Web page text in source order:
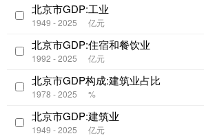
北京市GDP:工业
1949 - 2025 亿元
北京市GDP:住宿和餐饮业
1992 - 2025 亿元
北京市GDP构成:建筑业占比
1978 - 2025 %
北京市GDP:建筑业
1949 - 2025 亿元